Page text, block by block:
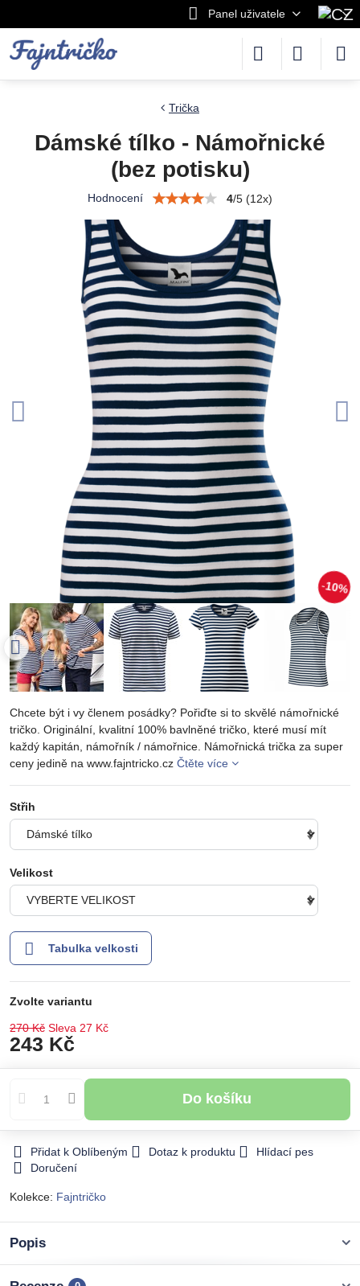
Panel uživatele
10%
Trička
Dámské tílko - Námořnické
(bez potisku)
Hodnocení 4/5 (12x)
Chcete být i vy členem posádky? Pořiďte si to skvělé námořnické
tričko. Originální, kvalitní 100% bavlněné tričko, které musí mít
každý kapitán, námořník / námořnice. Námořnická trička za super
ceny jedině na www.fajntricko.cz Čtěte více
Střih
Velikost
Tabulka velkosti
Zvolte variantu
270 Kč Sleva 27 Kč
243 Kč
Do košíku
Přidat k Oblíbeným Dotaz k produktu
Hlídací pes
Doručení
Kolekce: Fajntričko
Popis